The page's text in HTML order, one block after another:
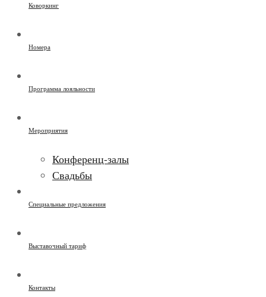
Коворкинг
Номера
Программа лояльности
Мероприятия
Конференц-залы
Свадьбы
Специальные предложения
Выставочный тариф
Контакты